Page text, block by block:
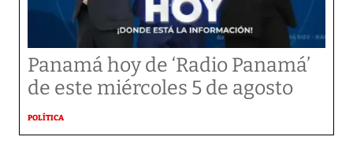
Panamá hoy de ‘Radio Panamá’
de este miércoles 5 de agosto
POLÍTICA